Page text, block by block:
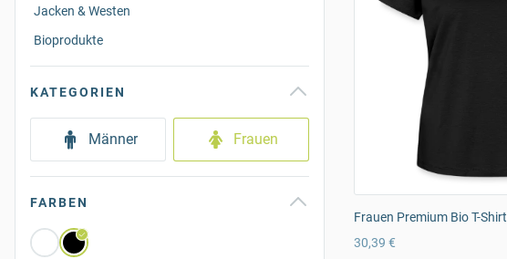
Jacken & Westen
Bioprodukte
KATEGORIEN
Männer Frauen
FARBEN
Frauen Premium Bio T-Shirt
30,39 €